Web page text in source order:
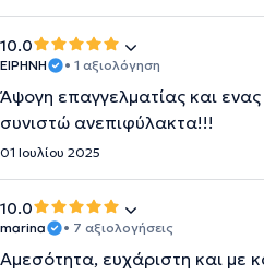
10.0
ΕΙΡΗΝΗ • 1 αξιολόγηση
Άψογη επαγγελματίας και
συνιστώ ανεπιφύλακτα!!!
01 Ιουλίου 2025
10.0
marina • 7 αξιολογήσεις
Αμεσότητα, ευχάριστη και με